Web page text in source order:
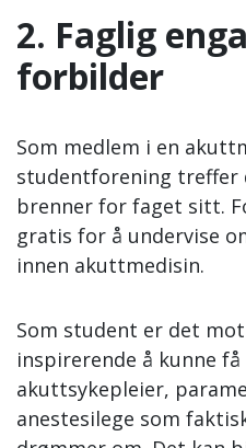
2. Faglig
forbilder
Som medlem i en
studentforening treffer
brenner for faget sitt.
gratis for å undervise
innen akuttmedisin.
Som student er det
inspirerende å kunne
akuttsykepleier,
anestesilege som